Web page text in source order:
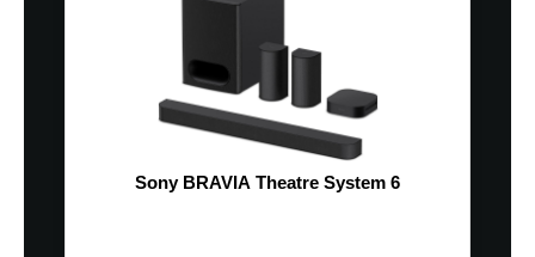
Sony BRAVIA Theatre System 6